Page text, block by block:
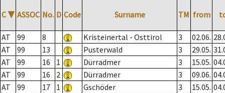
C ▼ ASSOC No. D Code Surname TM from
AT 99 8 Kristeinertal - Osttirol 3 02.06.
AT
99 13 Pusterwald 3 29.05.
AT
99 16 1 Dürradmer 3 15.05.
AT
99 16 2 Dürradmer 3 09.06.
AT
99 17 1 Gschöder 3 15.05.